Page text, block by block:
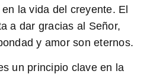
la vida del creyente. El
a dar gracias al Señor,
y amor son eternos.
un principio clave en la